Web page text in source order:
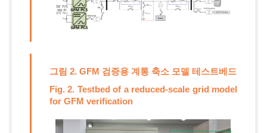
그림 2. GFM 검증용 계통 축소 모델 테스트베드
Fig. 2. Testbed of a reduced-scale grid model
for GFM verification